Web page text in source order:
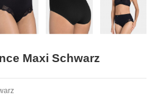
Maxi Schwarz